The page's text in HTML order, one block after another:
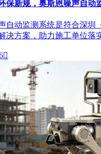
保新规，奥斯恩噪声自动
自动监测系统是符合深圳
决方案，助力施工单位落
